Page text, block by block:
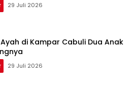
29 Juli 2026
di Kampar Cabuli Dua Anak
29 Juli 2026